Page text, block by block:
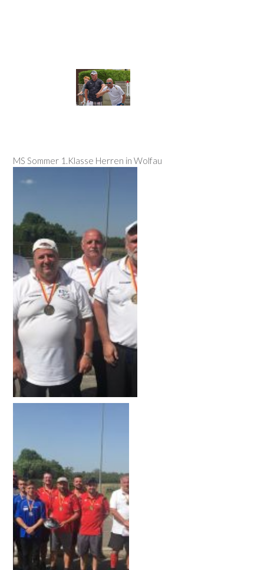
MS Sommer 1.Klasse Herren in Wolfau